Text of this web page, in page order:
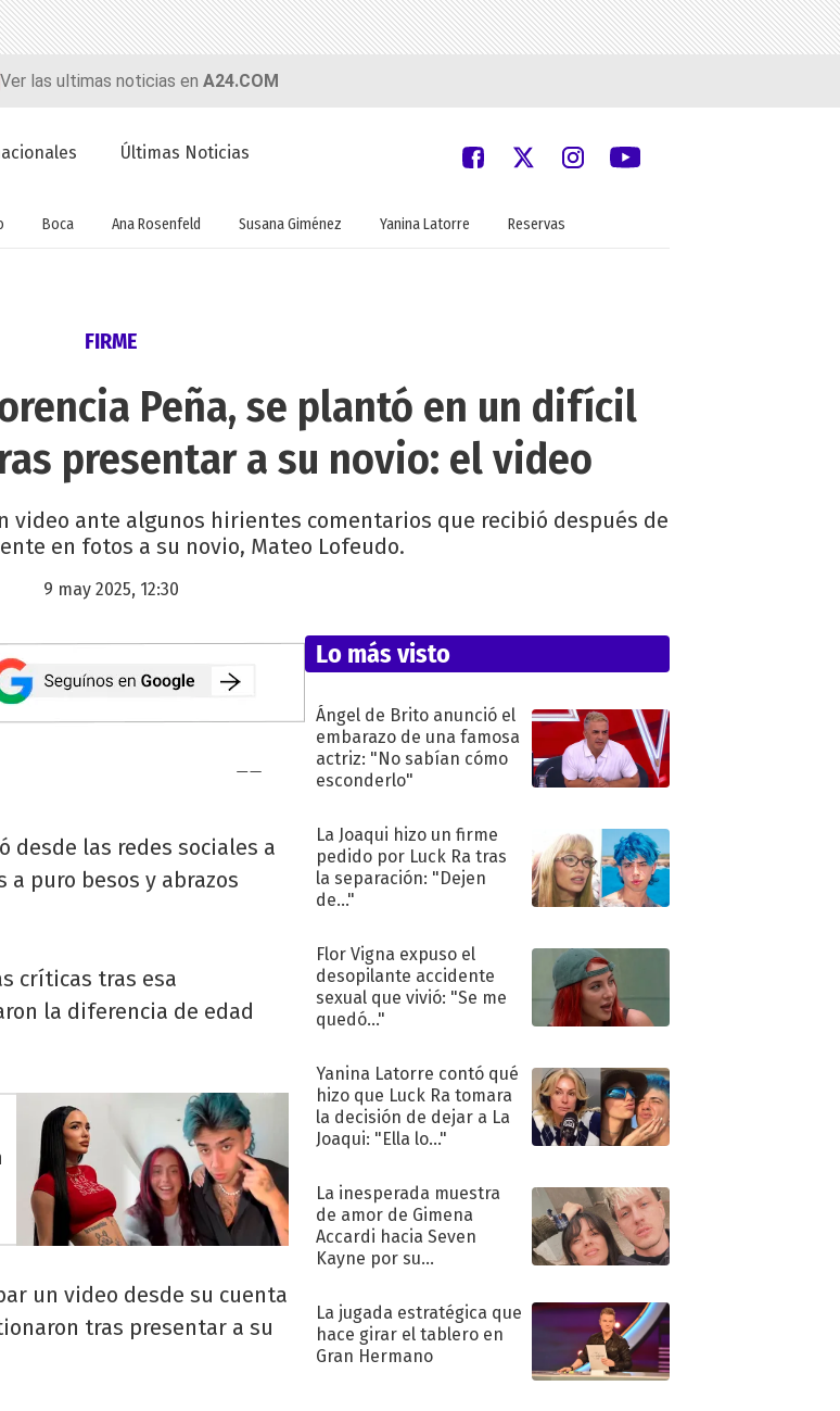
Ver las ultimas noticias en A24.COM
Últimas Noticias
Boca Ana Rosenfeld Susana Giménez Yanina Latorre Reservas
FIRME
Peña, se plantó en un difícil
presentar a su novio: el video
video ante algunos hirientes comentarios que recibió después de
en fotos a su novio, Mateo Lofeudo.
9 may 2025, 12:30
desde las redes sociales a
puro besos y abrazos
críticas tras esa
la diferencia de edad
un video desde su cuenta
tras presentar a su
Lo más visto
Ángel de Brito anunció el
embarazo de una famosa
actriz: "No sabían cómo
esconderlo"
La Joaqui hizo un firme
pedido por Luck Ra tras
la separación: "Dejen
de..."
Flor Vigna expuso el
desopilante accidente
sexual que vivió: "Se me
quedó..."
Yanina Latorre contó qué
hizo que Luck Ra tomara
la decisión de dejar a La
Joaqui: "Ella lo..."
La inesperada muestra
de amor de Gimena
Accardi hacia Seven
Kayne por su
La jugada estratégica que
hace girar el tablero en
Gran Hermano